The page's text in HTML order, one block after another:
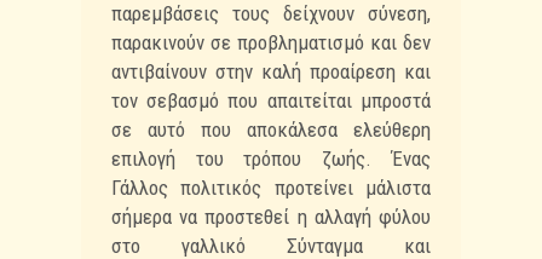
παρεμβάσεις τους δείχνουν σύνεση,
παρακινούνσε προβληματισμό και δεν
αντιβαίνουν στην καλή προαίρεση και
τον σεβασμό που απαιτείται μπροστά
σε αυτό που αποκάλεσα ελεύθερη
επιλογή του τρόπου ζωής. Ένας
Γάλλος πολιτικός προτείνει μάλιστα
σήμερα να προστεθεί η αλλαγή φύλου
στο γαλλικό Σύνταγμα και